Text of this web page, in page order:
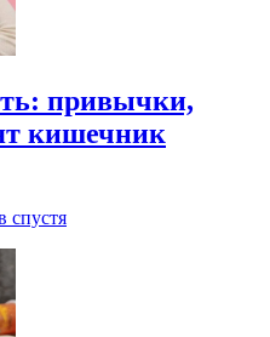
привычки,
кишечник
спустя